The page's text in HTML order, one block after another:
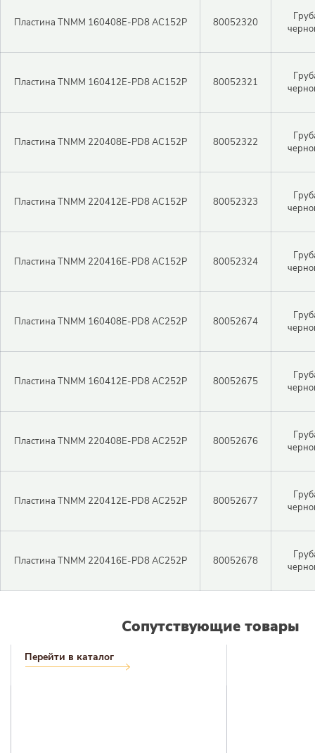
Пластина TNMM 160408E-PD8 AC152P 80052320
Пластина TNMM 160412E-PD8 AC152P 80052321
Пластина TNMM 220408E-PD8 AC152P 80052322
Пластина TNMM 220412E-PD8 AC152P 80052323
Пластина TNMM 220416E-PD8 AC152P 80052324
Пластина TNMM 160408E-PD8 AC252P 80052674
Пластина TNMM 160412E-PD8 AC252P 80052675
Пластина TNMM 220408E-PD8 AC252P 80052676
Пластина TNMM 220412E-PD8 AC252P 80052677
Пластина TNMM 220416E-PD8 AC252P 80052678
Перейти в каталог
Сопутствующие товары
Авторизация
Регистрация
Закрыть
Логин
Пароль